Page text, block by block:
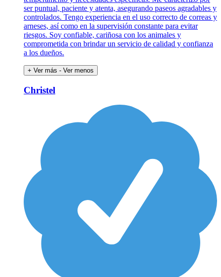
ser puntual, paciente y atenta, asegurando paseos agradables y
controlados. Tengo experiencia en el uso correcto de correas y
arneses, así como en la supervisión constante para evitar
riesgos. Soy confiable, cariñosa con los animales y
comprometida con brindar un servicio de calidad y confianza
a los dueños.
+ Ver más - Ver menos
Christel